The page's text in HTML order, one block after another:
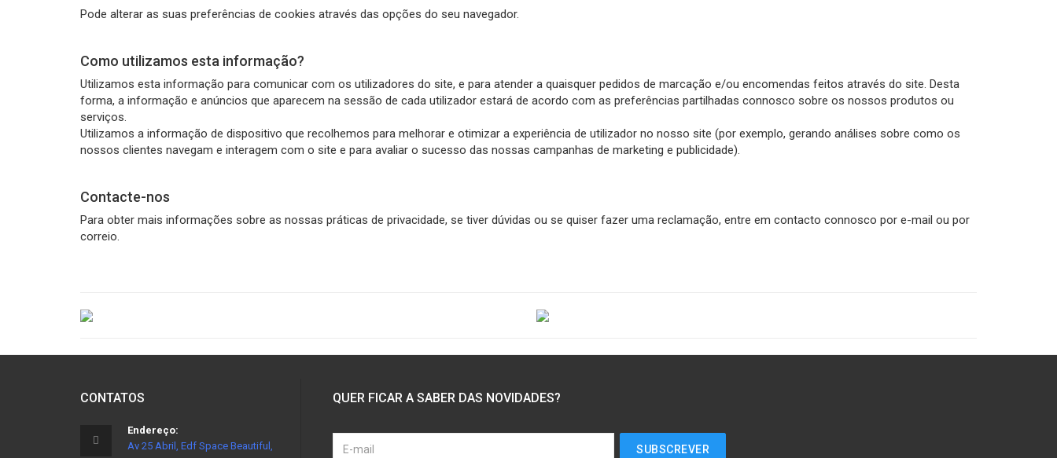
Pode alterar as suas preferências de cookies através das opções do seu navegador.
Como utilizamos esta informação?
Utilizamos esta informação para comunicar com os utilizadores do site, e para atender a quaisquer pedidos de marcação e/ou encomendas feitos através do site. Desta
forma, a informação e anúncios que aparecem na sessão de cada utilizador estará de acordo com as preferências partilhadas connosco sobre os nossos produtos ou
serviços.
Utilizamos a informação de dispositivo que recolhemos para melhorar e otimizar a experiência de utilizador no nosso site (por exemplo, gerando análises sobre como os
nossos clientes navegam e interagem com o site e para avaliar o sucesso das nossas campanhas de marketing e publicidade).
Contacte-nos
Para obter mais informações sobre as nossas práticas de privacidade, se tiver dúvidas ou se quiser fazer uma reclamação, entre em contacto connosco por e-mail ou por
correio.
CONTATOS
Endereço:
Av 25 Abril, Edf Space Beautiful,
QUER FICAR A SABER DAS NOVIDADES?